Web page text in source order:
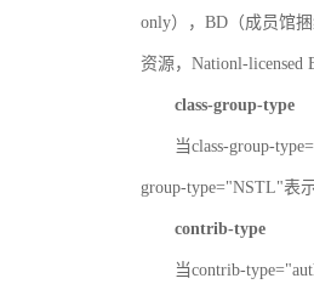
only），BD（成员馆
资源，Nationl-licensed
class-group-type
当class-group-
group-type="NSTL"表
contrib-type
当contrib-